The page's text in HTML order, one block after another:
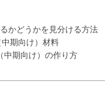
かどうかを見分ける方法
期向け）材料
中期向け）の作り方